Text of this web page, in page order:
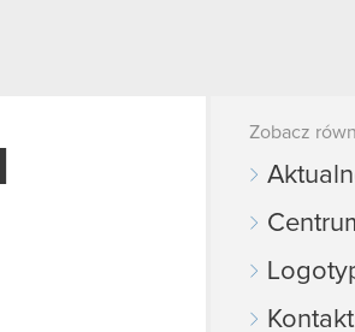
Zobacz